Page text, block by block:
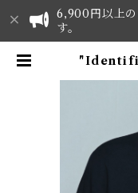
6,900円以上の
す。
ED